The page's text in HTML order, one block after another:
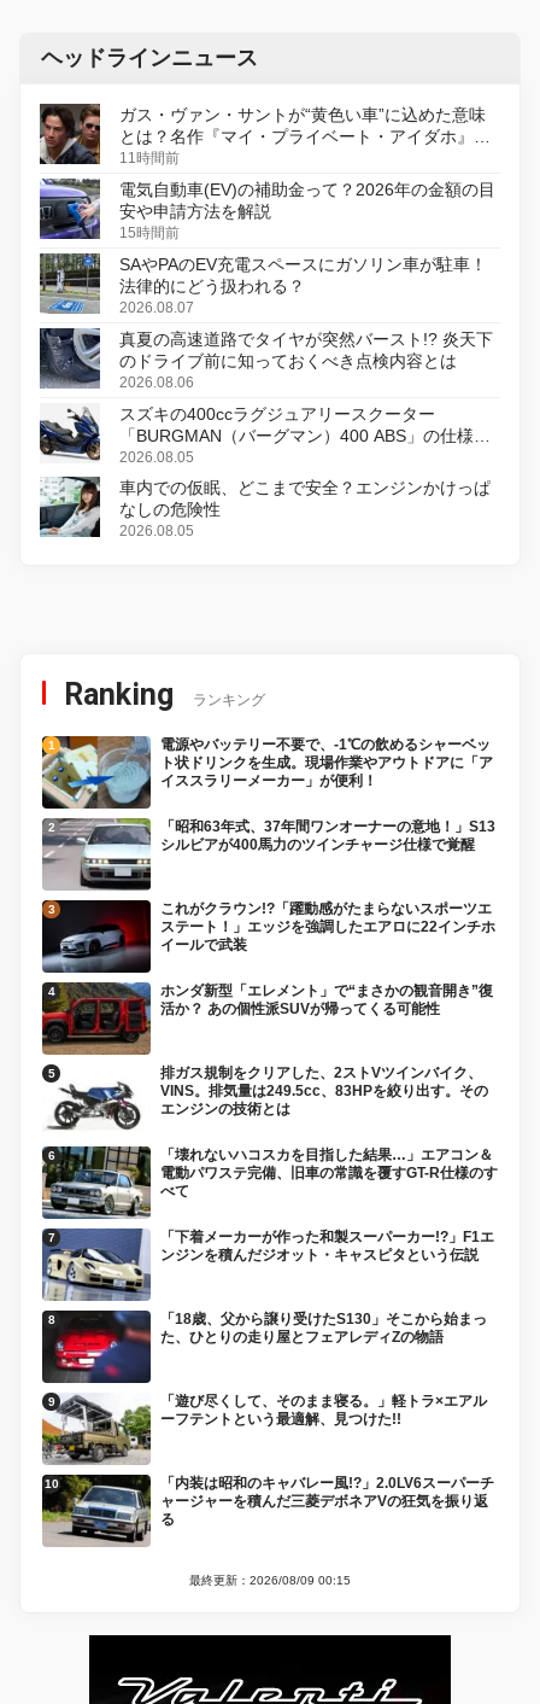
ヘッドラインニュース
ガス・ヴァン・サントが“黄色い車”に込めた意味
とは？名作『マイ・プライベート・アイダホ』が
初のデジタルリマスター版で復活
11時間前
電気自動車(EV)の補助金って？2026年の金額の目
安や申請方法を解説
15時間前
SAやPAのEV充電スペースにガソリン車が駐車！
法律的にどう扱われる？
2026.08.07
真夏の高速道路でタイヤが突然バースト!? 炎天下
のドライブ前に知っておくべき点検内容とは
2026.08.06
スズキの400ccラグジュアリースクーター
「BURGMAN（バーグマン）400 ABS」の仕様を
変更し、8月18日に発売
2026.08.05
車内での仮眠、どこまで安全？エンジンかけっぱ
なしの危険性
2026.08.05
Ranking ランキング
電源やバッテリー不要で、-1℃の飲めるシャーベッ
ト状ドリンクを生成。現場作業やアウトドアに「ア
イススラリーメーカー」が便利！
「昭和63年式、37年間ワンオーナーの意地！」S13
シルビアが400馬力のツインチャージ仕様で覚醒
これがクラウン!?「躍動感がたまらないスポーツエ
ステート！」エッジを強調したエアロに22インチホ
イールで武装
ホンダ新型「エレメント」で“まさかの観音開き”復
活か？ あの個性派SUVが帰ってくる可能性
排ガス規制をクリアした、2ストVツインバイク、
VINS。排気量は249.5cc、83HPを絞り出す。その
エンジンの技術とは
「壊れないハコスカを目指した結果…」エアコン＆
電動パワステ完備、旧車の常識を覆すGT-R仕様のす
べて
「下着メーカーが作った和製スーパーカー!?」F1エ
ンジンを積んだジオット・キャスピタという伝説
「18歳、父から譲り受けたS130」そこから始まっ
た、ひとりの走り屋とフェアレディZの物語
「遊び尽くして、そのまま寝る。」軽トラ×エアル
ーフテントという最適解、見つけた!!
「内装は昭和のキャバレー風!?」2.0LV6スーパーチ
ャージャーを積んだ三菱デボネアVの狂気を振り返
る
最終更新：2026/08/09 00:15